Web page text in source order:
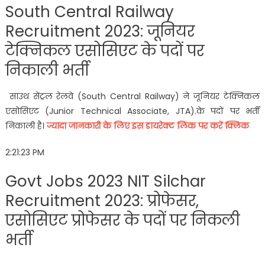
South Central Railway
Recruitment 2023: जूनियर
टेक्निकल एसोसिएट के पदों पर
निकाली भर्ती
साउथ सेंट्रल रेलवे (South Central Railway) ने जूनियर टेक्निकल
एसोसिएट (Junior Technical Associate, JTA).के पदों पर भर्ती
निकाली है।ज्यादा जानकारी के लिए इस डायरेक्ट लिंक पर करें क्लिक
2:21:23 PM
Govt Jobs 2023 NIT Silchar
Recruitment 2023: प्रोफेसर,
एसोसिएट प्रोफेसर के पदों पर निकली
भर्ती